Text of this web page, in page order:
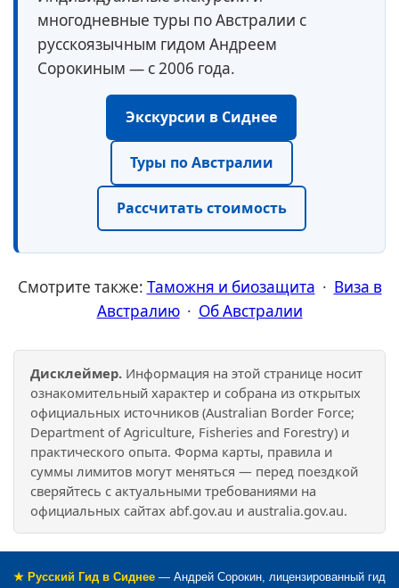
многодневные туры по Австралии с
русскоязычным гидом Андреем
Сорокиным — с 2006 года.
Экскурсии в Сиднее
Туры по Австралии
Рассчитать стоимость
Смотрите также: Таможня и биозащита · Виза в
Австралию· Об Австралии
Дисклеймер. Информация на этой странице носит
ознакомительный характер и собрана из открытых
официальных источников (Australian Border Force;
Department of Agriculture, Fisheries and Forestry) и
практического опыта. Форма карты, правила и
суммы лимитов могут меняться — перед поездкой
сверяйтесь с актуальными требованиями на
официальных сайтах abf.gov.au и australia.gov.au.
★ Русский Гид в Сиднее — Андрей Сорокин, лицензированный гид